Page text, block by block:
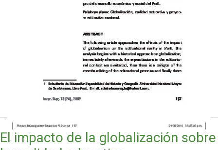
El impacto de la globalización sobre